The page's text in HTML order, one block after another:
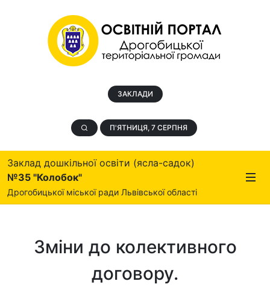
ЗАКЛАДИ
П'ЯТНИЦЯ, 7 СЕРПНЯ
Заклад дошкільної освіти (ясла-садок)
№35 "Колобок"
Дрогобицької міської ради Львівської області
Зміни до колективного
договору.